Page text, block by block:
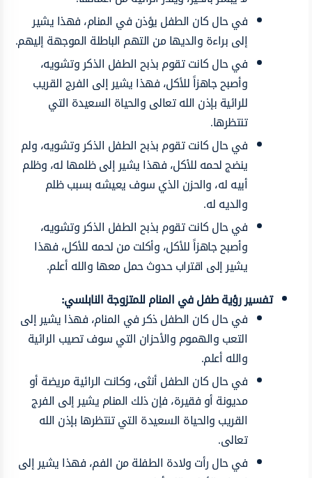
في حال كان الطفل يؤذن في المنام، فهذا يشير
إلى براءة والديها من التهم الباطلة الموجهة إليهم.
في حال كانت تقوم بذبح الطفل الذكر وتشويه،
وأصبح جاهزاً للأكل، فهذا يشير إلى الفرج القريب
للرائية بإذن الله تعالى والحياة السعيدة التي
تنتظرها.
في حال كانت تقوم بذبح الطفل الذكر وتشويه، ولم
ينضج لحمه للأكل، فهذا يشير إلى ظلمها له، وظلم
أبيه له، والحزن الذي سوف يعيشه بسبب ظلم
والديه له.
في حال كانت تقوم بذبح الطفل الذكر وتشويه،
وأصبح جاهزاً للأكل، وأكلت من لحمه للأكل، فهذا
يشير إلى اقتراب حدوث حمل معها والله أعلم.
تفسير رؤية طفل في المنام للمتزوجة النابلسي:
في حال كان الطفل ذكر في المنام، فهذا يشير إلى
التعب والهموم والأحزان التي سوف تصيب الرائية
والله أعلم.
في حال كان الطفل أنثى، وكانت الرائية مريضة أو
مديونة أو فقيرة، فإن ذلك المنام يشير إلى الفرج
القريب والحياة السعيدة التي تنتظرها بإذن الله
تعالى.
في حال رأت ولادة الطفلة من الفم، فهذا يشير إلى